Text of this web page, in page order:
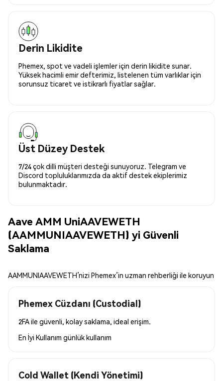
Derin Likidite
Phemex, spot ve vadeli işlemler için derin likidite sunar.
Yüksek hacimli emir defterimiz, listelenen tüm varlıklar için
sorunsuz ticaret ve istikrarlı fiyatlar sağlar.
Üst Düzey Destek
7/24 çok dilli müşteri desteği sunuyoruz. Telegram ve
Discord topluluklarımızda da aktif destek ekiplerimiz
bulunmaktadır.
Aave AMM UniAAVEWETH
(AAMMUNIAAVEWETH) yi Güvenli
Saklama
AAMMUNIAAVEWETH’nizi Phemex’in uzman rehberliği ile koruyun
Phemex Cüzdanı (Custodial)
2FA ile güvenli, kolay saklama, ideal erişim.
En İyi Kullanım günlük kullanım
Cold Wallet (Kendi Yönetimi)